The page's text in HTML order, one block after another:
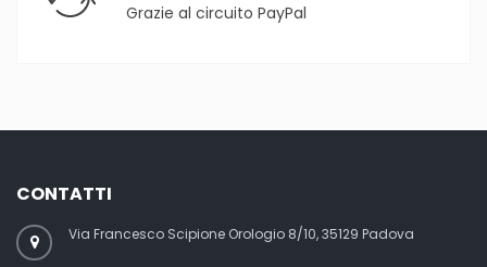
Grazie al circuito PayPal
CONTATTI
Via Francesco Scipione Orologio 8/10, 35129 Padova